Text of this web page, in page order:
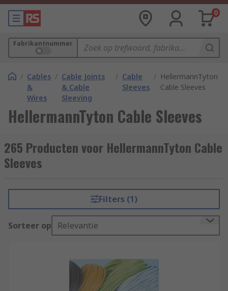
0
Fabrikantnummer
/ Cables
&
Wires
/ Cable Joints
& Cable
Sleeving
/ Cable
Sleeves
/ HellermannTyton
Cable Sleeves
HellermannTyton Cable Sleeves
265 Producten voor HellermannTyton Cable
Sleeves
Filters (1)
Sorteer op Relevantie